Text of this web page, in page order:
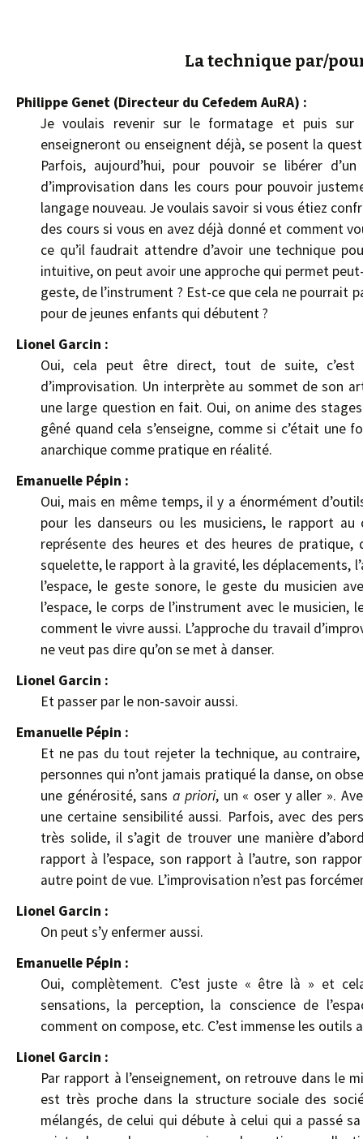
La technique par/
Philippe Genet (Directeur du Cefedem AuRA) :
Je voulais revenir sur le formatage et puis
enseigneront ou enseignent déjà, se posent la
Parfois, aujourd’hui, pour pouvoir se libérer
d’improvisation dans les cours pour pouvoir
langage nouveau. Je voulais savoir si vous étiez
des cours si vous en avez déjà donné et comment
ce qu’il faudrait attendre d’avoir une technique
intuitive, on peut avoir une approche qui permet
geste, de l’instrument ? Est-ce que cela ne pourrait
pour de jeunes enfants qui débutent ?
Lionel Garcin :
Oui, cela peut être direct, tout de suite,
d’improvisation. Un interprète au sommet de son
une large question en fait. Oui, on anime des
gêné quand cela s’enseigne, comme si c’était une
anarchique comme pratique en réalité.
Emanuelle Pépin :
Oui, mais en même temps, il y a énormément
pour les danseurs ou les musiciens, le rapport
représente des heures et des heures de
squelette, le rapport à la gravité, les déplacements,
l’espace, le geste sonore, le geste du musicien
l’espace, le corps de l’instrument avec le
comment le vivre aussi. L’approche du travail
ne veut pas dire qu’on se met à danser.
Lionel Garcin :
Et passer par le non-savoir aussi.
Emanuelle Pépin :
Et ne pas du tout rejeter la technique, au
personnes qui n’ont jamais pratiqué la danse, on
une générosité, sansa priori, un « oser y aller ».
une certaine sensibilité aussi. Parfois, avec des
très solide, il s’agit de trouver une manière
rapport à l’espace, son rapport à l’autre, son
autre point de vue. L’improvisation n’est pas
Lionel Garcin :
On peut s’y enfermer aussi.
Emanuelle Pépin :
Oui, complètement. C’est juste « être là » et
sensations, la perception, la conscience de
comment on compose, etc. C’est immense les outils
Lionel Garcin :
Par rapport à l’enseignement, on retrouve dans le
est très proche dans la structure sociale des
mélangés, de celui qui débute à celui qui a passé